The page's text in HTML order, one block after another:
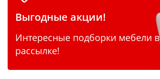
Выгодные акции!
Интересные подборки мебели в
рассылке!